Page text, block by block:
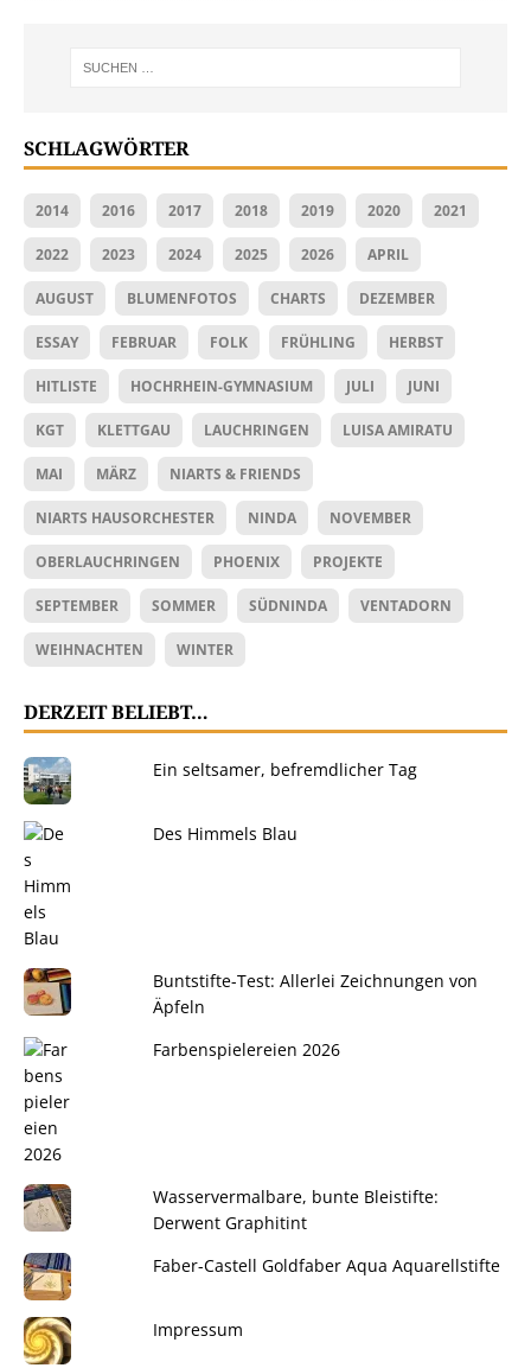
SCHLAGWÖRTER
2014 2016 2017 2018 2019 2020 2021
2022 2023 2024 2025 2026 APRIL
AUGUST BLUMENFOTOS CHARTS DEZEMBER
ESSAY FEBRUAR FOLK FRÜHLING HERBST
HITLISTE HOCHRHEIN-GYMNASIUM JULI JUNI
KGT KLETTGAU LAUCHRINGEN LUISA AMIRATU
MAI MÄRZ NIARTS & FRIENDS
NIARTS HAUSORCHESTER NINDA NOVEMBER
OBERLAUCHRINGEN PHOENIX PROJEKTE
SEPTEMBER SOMMER SÜDNINDA VENTADORN
WEIHNACHTEN WINTER
DERZEIT BELIEBT…
Ein seltsamer, befremdlicher Tag
Des Himmels Blau
Buntstifte-Test: Allerlei Zeichnungen von
Äpfeln
Farbenspielereien 2026
Wasservermalbare, bunte Bleistifte:
Derwent Graphitint
Faber-Castell Goldfaber Aqua Aquarellstifte
Impressum